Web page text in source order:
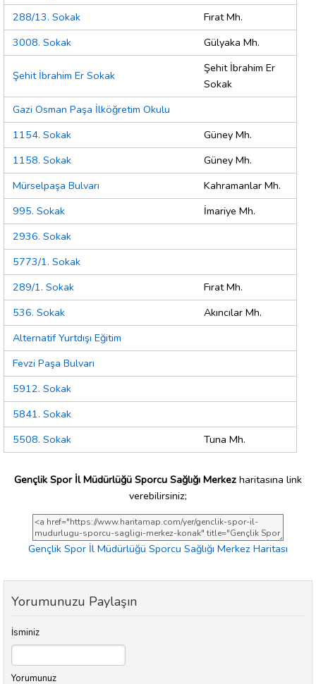
288/13. Sokak
Fırat Mh.
3008. Sokak
Gülyaka Mh.
Şehit İbrahim Er Sokak
Şehit İbrahim Er
Sokak
Gazi Osman Paşa İlköğretim Okulu
1154. Sokak
Güney Mh.
1158. Sokak
Güney Mh.
Mürselpaşa Bulvarı
Kahramanlar Mh.
995. Sokak
İmariye Mh.
2936. Sokak
5773/1. Sokak
289/1. Sokak
Fırat Mh.
536. Sokak
Akıncılar Mh.
Alternatif Yurtdışı Eğitim
Fevzi Paşa Bulvarı
5912. Sokak
5841. Sokak
5508. Sokak
Tuna Mh.
Gençlik Spor İl Müdürlüğü Sporcu Sağlığı Merkez haritasına link
verebilirsiniz;
Gençlik Spor İl Müdürlüğü Sporcu Sağlığı Merkez Haritası
Yorumunuzu Paylaşın
İsminiz
Yorumunuz